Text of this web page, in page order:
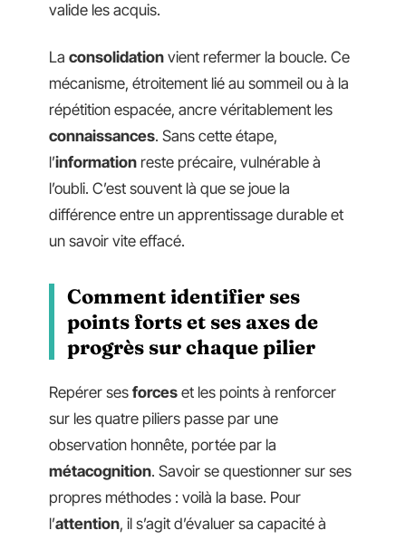
valide les acquis.
La consolidation vient refermer la boucle. Ce
mécanisme, étroitement lié au sommeil ou à la
répétition espacée, ancre véritablement les
connaissances. Sans cette étape,
l’information reste précaire, vulnérable à
l’oubli. C’est souvent là que se joue la
différence entre un apprentissage durable et
un savoir vite effacé.
Comment identifier ses
points forts et ses axes de
progrès sur chaque pilier
Repérer ses forces et les points à renforcer
sur les quatre piliers passe par une
observation honnête, portée par la
métacognition. Savoir se questionner sur ses
propres méthodes : voilà la base. Pour
l’attention, il s’agit d’évaluer sa capacité à